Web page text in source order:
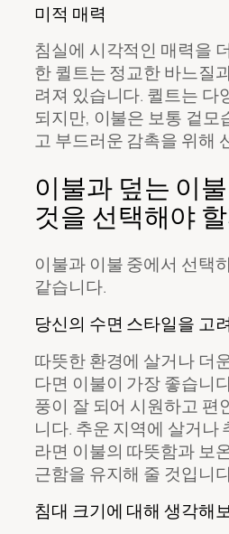
미적 매력
침실에 시각적인 매력을
한 퀼트는 정교한 바느질
려져 있습니다. 퀼트는 다
되지만, 이불은 보통 겉모
고 부드러운 감촉을 위해
이불과 덮는 이
것을 선택해야
이불과 이불 중에서 선택
같습니다.
당신의 수면 스타일을 고
따뜻한 환경에 살거나 더
다면 이불이 가장 좋습니
풍이 잘 되어 시원하고 편
니다. 추운 지역에 살거나
라면 이불의 따뜻함과 보
근함을 유지해 줄 것입니
침대 크기에 대해 생각해